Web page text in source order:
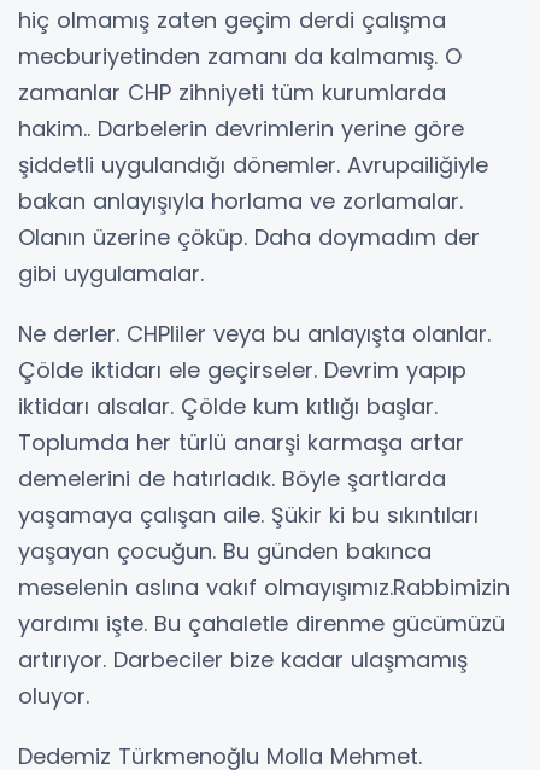
hiç olmamış zaten geçim derdi çalışma
mecburiyetinden zamanı da kalmamış. O
zamanlar CHP zihniyeti tüm kurumlarda
hakim.. Darbelerin devrimlerin yerine göre
şiddetli uygulandığı dönemler. Avrupailiğiyle
bakan anlayışıyla horlama ve zorlamalar.
Olanın üzerine çöküp. Daha doymadım der
gibi uygulamalar.
Ne derler. CHPliler veya bu anlayışta olanlar.
Çölde iktidarı ele geçirseler. Devrim yapıp
iktidarı alsalar. Çölde kum kıtlığı başlar.
Toplumda her türlü anarşi karmaşa artar
demelerini de hatırladık. Böyle şartlarda
yaşamaya çalışan aile. Şükir ki bu sıkıntıları
yaşayan çocuğun. Bu günden bakınca
meselenin aslına vakıf olmayışımız.Rabbimizin
yardımı işte. Bu çahaletle direnme gücümüzü
artırıyor. Darbeciler bize kadar ulaşmamış
oluyor.
Dedemiz Türkmenoğlu Molla Mehmet.